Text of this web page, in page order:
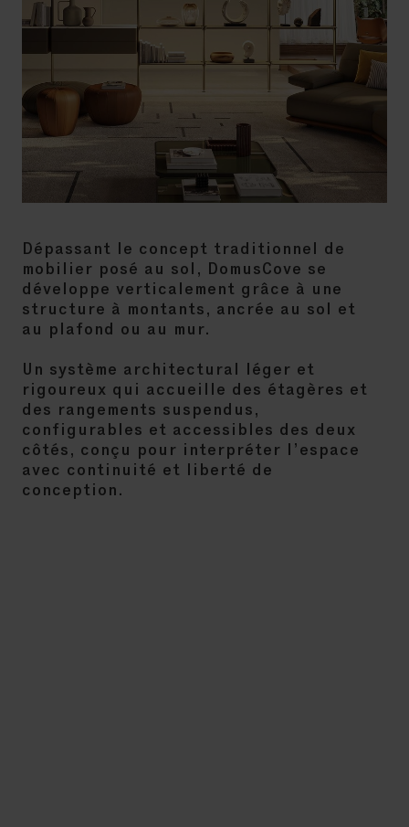
Dépassant le concept traditionnel de
mobilier posé au sol, DomusCove se
développe verticalement grâce à une
structure à montants, ancrée au sol et
au plafond ou au mur.
Un système architectural léger et
rigoureux qui accueille des étagères et
des rangements suspendus,
configurables et accessibles des deux
côtés, conçu pour interpréter l’espace
avec continuité et liberté de
conception.